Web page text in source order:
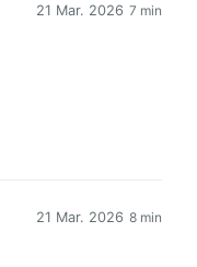
21 Mar. 2026 7 min
21 Mar. 2026 8 min